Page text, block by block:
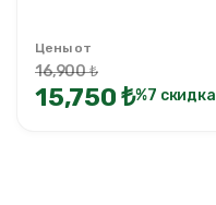
Цены от
16,900 ₺
15,750 ₺%7 скидка